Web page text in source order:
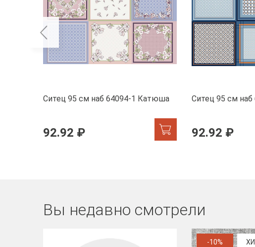
Ситец 95 см наб 64094-1 Катюша
92.92 ₽
Ситец 95 см
92.92 ₽
Вы недавно смотрели
-10%